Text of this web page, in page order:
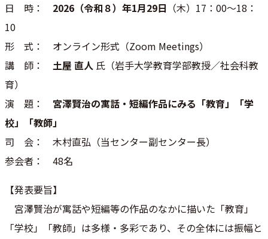
日 時： 2026（令和８）年1月29日 （木）17：00～18：
10
形 式： オンライン形式（Zoom Meetings）
講 師： 土屋 直人 氏（岩手大学教育学部教授／社会科教
育）
演 題： 宮澤賢治の寓話・短編作品にみる「教育」「学
校」「教師」
司 会： 木村直弘（当センター副センター長）
参会者： 48名
【発表要旨】
宮澤賢治が寓話や短編等の作品のなかに描いた「教育」
「学校」「教師」は多様・多彩であり、その全体には振幅と